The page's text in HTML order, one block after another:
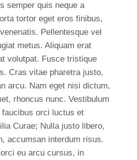
semper quis neque a
tortor eget eros finibus,
Pellentesque vel
metus. Aliquam erat
volutpat. Fusce tristique
Cras vitae pharetra justo,
arcu. Nam eget nisi dictum,
rhoncus nunc. Vestibulum
orci luctus et
Curae; Nulla justo libero,
accumsan interdum risus.
eu arcu cursus, in